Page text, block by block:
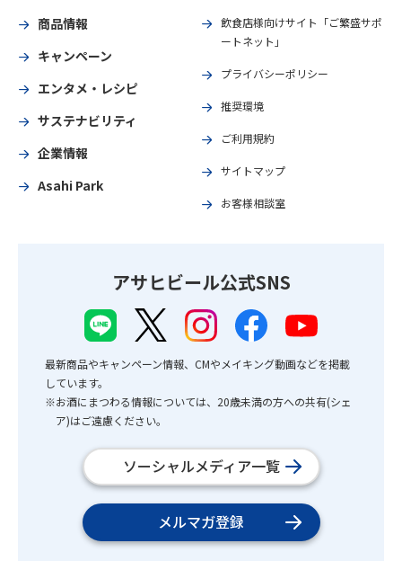
商品情報
キャンペーン
エンタメ・レシピ
サステナビリティ
企業情報
Asahi Park
飲食店様向けサイト「ご繁盛サポ
ートネット」
プライバシーポリシー
推奨環境
ご利用規約
サイトマップ
お客様相談室
アサヒビール公式SNS
最新商品やキャンペーン情報、CMやメイキング動画などを掲載
しています。
※お酒にまつわる情報については、20歳未満の方への共有(シェ
ア)はご遠慮ください。
ソーシャルメディア一覧
メルマガ登録